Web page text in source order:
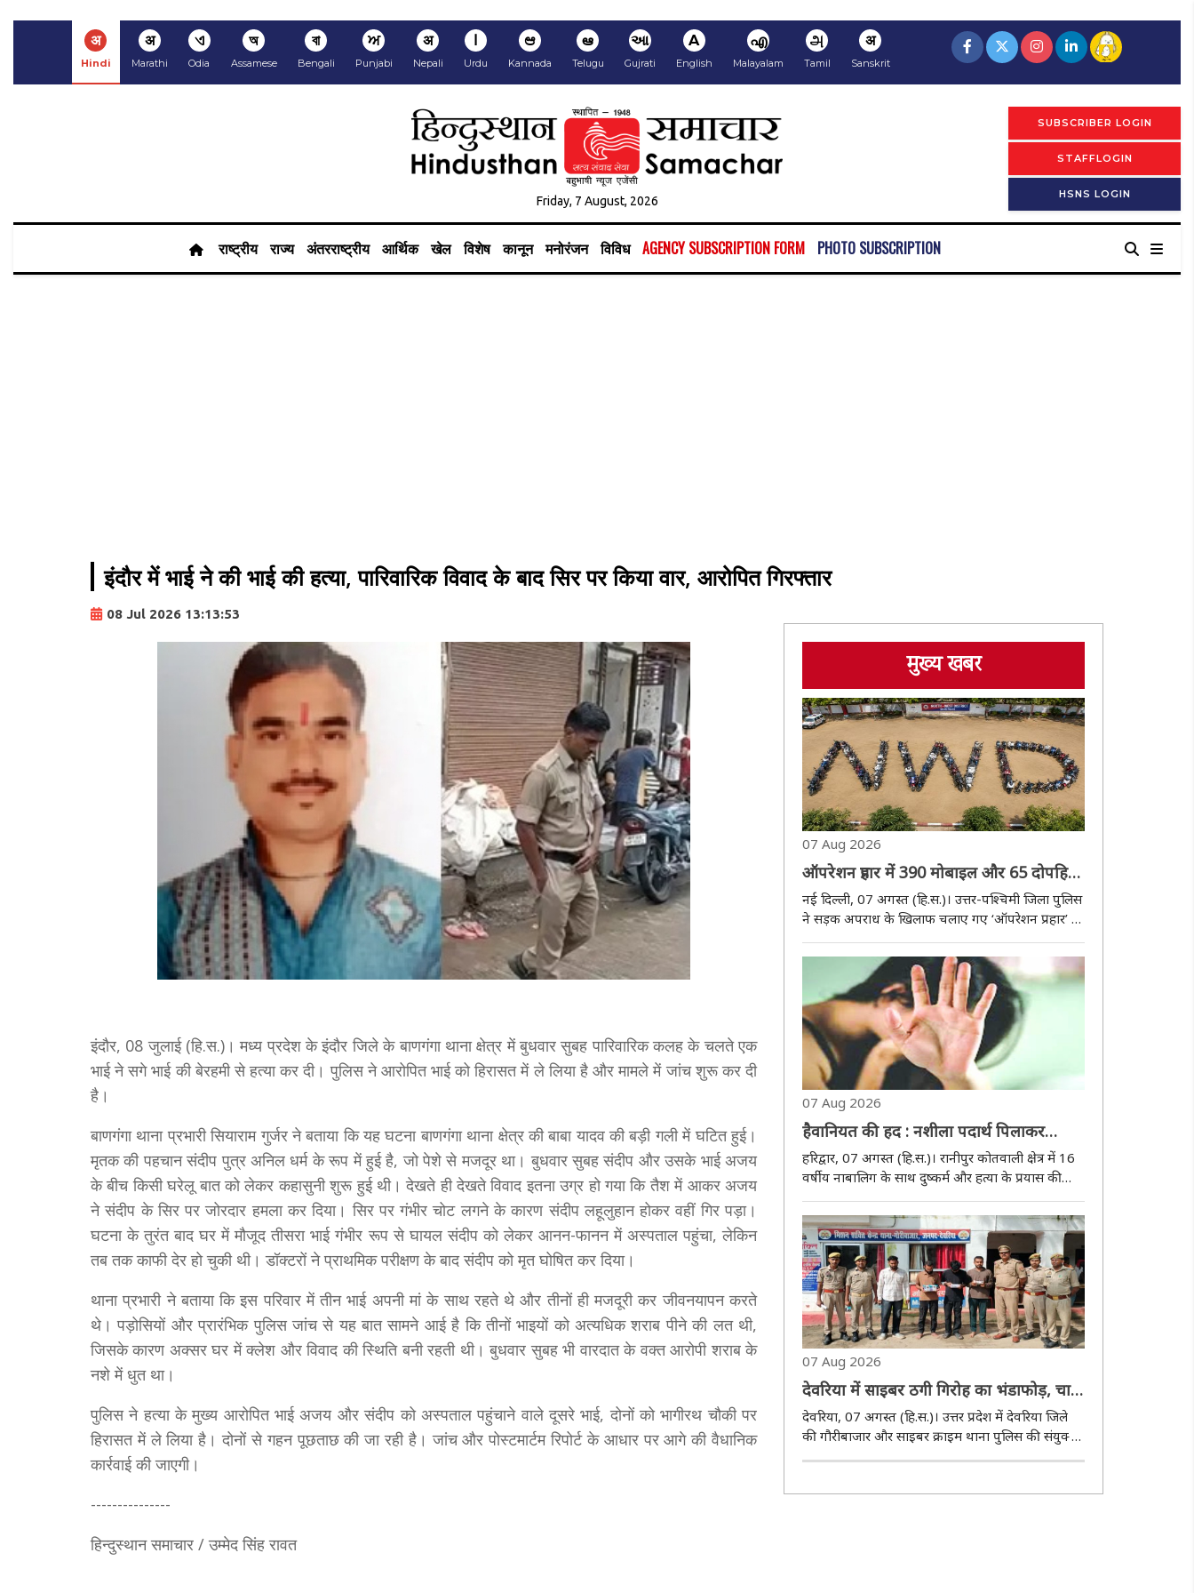
अ
Hindi
अ
Marathi
ଏ
Odia
অ
Assamese
বা
Bengali
ਅ
Punjabi
अ
Nepali
ا
Urdu
ಆ
Kannada
ఆ
Telugu
આ
Gujrati
A
English
എ
Malayalam
அ
Tamil
अ
Sanskrit
Friday, 7 August, 2026
SUBSCRIBER LOGIN
STAFFLOGIN
HSNS LOGIN
राष्ट्रीय राज्य अंतरराष्ट्रीय आर्थिक खेल विशेष कानून मनोरंजन विविध AGENCY SUBSCRIPTION FORM PHOTO SUBSCRIPTION
इंदौर में भाई ने की भाई की हत्या, पारिवारिक विवाद के बाद सिर पर किया वार, आरोपित गिरफ्तार
08 Jul 2026 13:13:53
इंदौर, 08 जुलाई (हि.स.)। मध्य प्रदेश के इंदौर जिले के बाणगंगा थाना क्षेत्र में बुधवार सुबह पारिवारिक कलह के चलते एक
भाई ने सगे भाई की बेरहमी से हत्या कर दी। पुलिस ने आरोपित भाई को हिरासत में ले लिया है और मामले में जांच शुरू कर दी
है।
बाणगंगा थाना प्रभारी सियाराम गुर्जर ने बताया कि यह घटना बाणगंगा थाना क्षेत्र की बाबा यादव की बड़ी गली में घटित हुई।
मृतक की पहचान संदीप पुत्र अनिल धर्म के रूप में हुई है, जो पेशे से मजदूर था। बुधवार सुबह संदीप और उसके भाई अजय
के बीच किसी घरेलू बात को लेकर कहासुनी शुरू हुई थी। देखते ही देखते विवाद इतना उग्र हो गया कि तैश में आकर अजय
ने संदीप के सिर पर जोरदार हमला कर दिया। सिर पर गंभीर चोट लगने के कारण संदीप लहूलुहान होकर वहीं गिर पड़ा।
घटना के तुरंत बाद घर में मौजूद तीसरा भाई गंभीर रूप से घायल संदीप को लेकर आनन-फानन में अस्पताल पहुंचा, लेकिन
तब तक काफी देर हो चुकी थी। डॉक्टरों ने प्राथमिक परीक्षण के बाद संदीप को मृत घोषित कर दिया।
थाना प्रभारी ने बताया कि इस परिवार में तीन भाई अपनी मां के साथ रहते थे और तीनों ही मजदूरी कर जीवनयापन करते
थे। पड़ोसियों और प्रारंभिक पुलिस जांच से यह बात सामने आई है कि तीनों भाइयों को अत्यधिक शराब पीने की लत थी,
जिसके कारण अक्सर घर में क्लेश और विवाद की स्थिति बनी रहती थी। बुधवार सुबह भी वारदात के वक्त आरोपी शराब के
नशे में धुत था।
पुलिस ने हत्या के मुख्य आरोपित भाई अजय और संदीप को अस्पताल पहुंचाने वाले दूसरे भाई, दोनों को भागीरथ चौकी पर
हिरासत में ले लिया है। दोनों से गहन पूछताछ की जा रही है। जांच और पोस्टमार्टम रिपोर्ट के आधार पर आगे की वैधानिक
कार्रवाई की जाएगी।
---------------
हिन्दुस्थान समाचार / उम्मेद सिंह रावत
मुख्य खबर
07 Aug 2026
ऑपरेशन प्रहार में 390 मोबाइल और 65 दोपहिया
वाहन बरामद, 23 आरोपित गिरफ्तार
नई दिल्ली, 07 अगस्त (हि.स.)। उत्तर-पश्चिमी जिला पुलिस
ने सड़क अपराध के खिलाफ चलाए गए ‘ऑपरेशन प्रहार’ के
तहत 72 घंटे में बड़ी कार्रवाई करते हुए 390 चोरी और
झपटमारी के मोबाइल फोन बरामद किए हैं। बरामद
मोबाइल की कीमत करीब 1.5 करोड़ रुपये बताई गई है। ..
07 Aug 2026
हैवानियत की हद : नशीला पदार्थ पिलाकर
नाबालिग से रेप, मरा समझ कर झाड़ियों में फेंका
हरिद्वार, 07 अगस्त (हि.स.)। रानीपुर कोतवाली क्षेत्र में 16
वर्षीय नाबालिग के साथ दुष्कर्म और हत्या के प्रयास की
सनसनीखेज घटना सामने आई है। दरिंदे ने पहले किशोरी को
नशीला पदार्थ पिलाया, फिर दुष्कर्म कर बेरहमी से पीटा और
मरा समझकर झाड़ियों में फेंक..
07 Aug 2026
देवरिया में साइबर ठगी गिरोह का भंडाफोड़, चार
आरोपित गिरफ्तार
देवरिया, 07 अगस्त (हि.स.)। उत्तर प्रदेश में देवरिया जिले
की गौरीबाजार और साइबर क्राइम थाना पुलिस की संयुक्त
टीम ने साइबर ठगी और डिजिटल करेंसी के जरिए धोखाधड़ी
चार आरोपित गिरफ्तार किए गए हैं। ..